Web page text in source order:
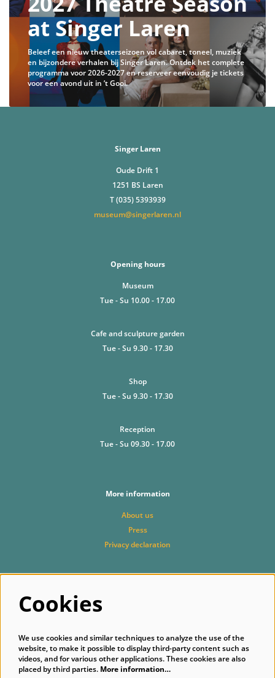
at Singer Laren
Beleef een nieuw theaterseizoen vol cabaret, toneel, muziek
en bijzondere verhalen bij Singer Laren. Ontdek het complete
programma voor 2026-2027 en reserveer eenvoudig je tickets
voor een avond uit in ’t Gooi.
Singer Laren
Oude Drift 1
1251 BS Laren
T (035) 5393939
museum@singerlaren.nl
Opening hours
Museum
Tue - Su 10.00 - 17.00
Cafe and sculpture garden
Tue - Su 9.30 - 17.30
Shop
Tue - Su 9.30 - 17.30
Reception
Tue - Su 09.30 - 17.00
More information
About us
Press
Privacy declaration
Cookies
We use cookies and similar techniques to analyze the use of the
website, to make it possible to display third-party content such as
videos, and for various other applications. These cookies are also
placed by third parties. More information…